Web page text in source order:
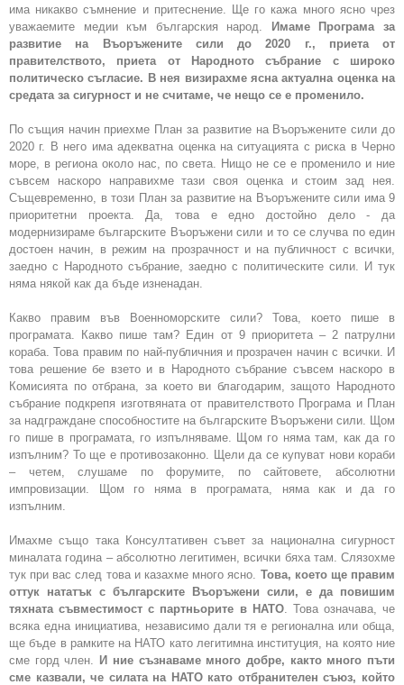
има никакво съмнение и притеснение. Ще го кажа много ясно чрез
уважаемите медии към българския народ.
Имаме Програма за
развитие на Въоръжените сили до 2020 г., приета от
правителството, приета от Народното събрание с широко
политическо съгласие. В нея визирахме ясна актуална оценка на
средата за сигурност и не считаме, че нещо се е променило.
По същия начин приехме План за развитие на Въоръжените сили до
2020 г. В него има адекватна оценка на ситуацията с риска в Черно
море, в региона около нас, по света. Нищо не се е променило и ние
съвсем наскоро направихме тази своя оценка и стоим зад нея.
Същевременно, в този План за развитие на Въоръжените сили има 9
приоритетни проекта. Да, това е едно достойно дело - да
модернизираме българските Въоръжени сили и то се случва по един
достоен начин, в режим на прозрачност и на публичност с всички,
заедно с Народното събрание, заедно с политическите сили. И тук
няма някой как да бъде изненадан.
Какво правим във Военноморските сили? Това, което пише в
програмата. Какво пише там? Един от 9 приоритета – 2 патрулни
кораба. Това правим по най-публичния и прозрачен начин с всички. И
това решение бе взето и в Народното събрание съвсем наскоро в
Комисията по отбрана, за което ви благодарим, защото Народното
събрание подкрепя изготвяната от правителството Програма и План
за надграждане способностите на българските Въоръжени сили. Щом
го пише в програмата, го изпълняваме. Щом го няма там, как да го
изпълним? То ще е противозаконно. Щели да се купуват нови кораби
– четем, слушаме по форумите, по сайтовете, абсолютни
импровизации. Щом го няма в програмата, няма как и да го
изпълним.
Имахме също така Консултативен съвет за национална сигурност
миналата година – абсолютно легитимен, всички бяха там. Слязохме
тук при вас след това и казахме много ясно. Това, което ще правим
оттук нататък с българските Въоръжени сили, е да повишим
тяхната съвместимост с партньорите в НАТО. Това означава, че
всяка една инициатива, независимо дали тя е регионална или обща,
ще бъде в рамките на НАТО като легитимна институция, на която ние
сме горд член.
И ние съзнаваме много добре, както много пъти
сме казвали, че силата на НАТО като отбранителен съюз, който